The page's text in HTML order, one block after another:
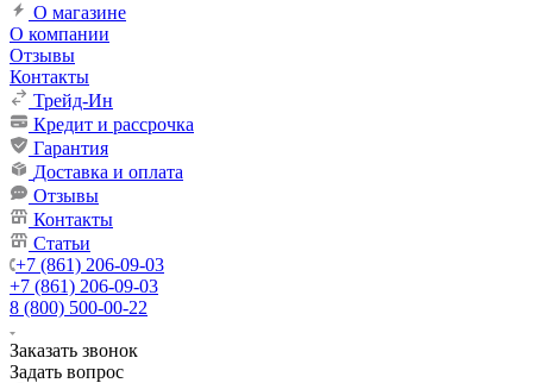
О магазине
О компании
Отзывы
Контакты
Трейд-Ин
Кредит и рассрочка
Гарантия
Доставка и оплата
Отзывы
Контакты
Статьи
+7 (861) 206-09-03
+7 (861) 206-09-03
8 (800) 500-00-22
Заказать звонок
Задать вопрос